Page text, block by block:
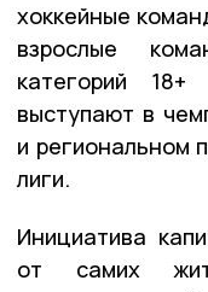
хоккейные
взрослые
категорий
выступают в
и региональном
лиги.
Инициатива
от самих